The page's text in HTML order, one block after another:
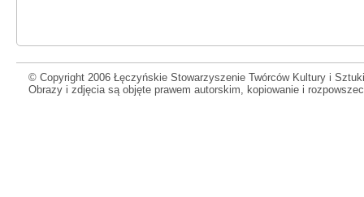
© Copyright 2006 Łęczyńskie Stowarzyszenie Twórców Kultury i
Obrazy i zdjęcia są objęte prawem autorskim, kopiowanie i